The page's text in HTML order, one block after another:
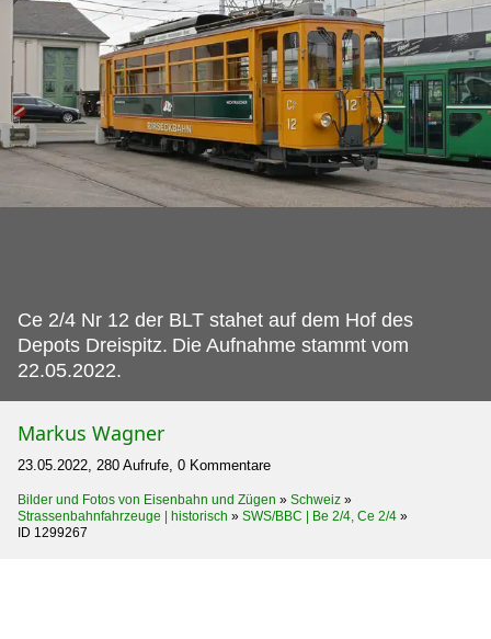
Ce 2/4 Nr 12 der BLT stahet auf dem Hof des
Depots Dreispitz. Die Aufnahme stammt vom
22.05.2022.
Markus Wagner
23.05.2022, 280 Aufrufe, 0 Kommentare
Bilder und Fotos von Eisenbahn und Zügen » Schweiz »
Strassenbahnfahrzeuge | historisch » SWS/BBC | Be 2/4, Ce 2/4 »
ID 1299267